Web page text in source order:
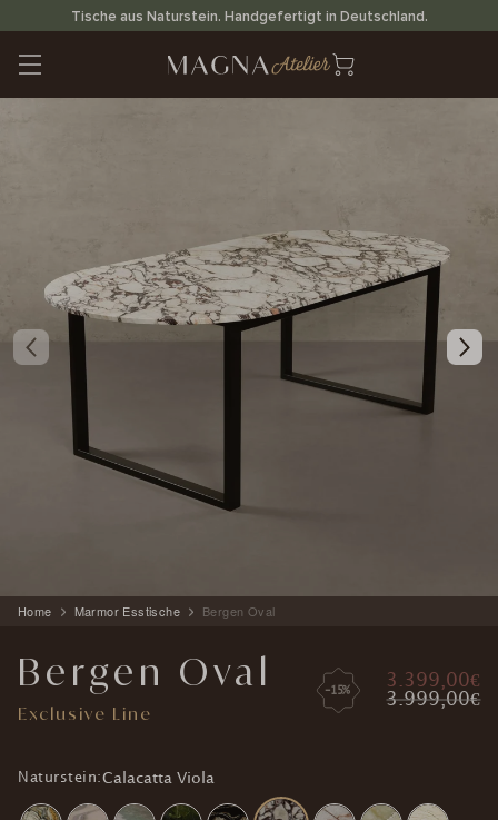
zum
Inhalt
Tische aus Naturstein. Handgefertigt in Deutschland.
Home Marmor Esstische Bergen Oval
Bergen Oval
Exclusive Line
-15%
3.399,00€
3.999,00€
Naturstein:Calacatta Viola
Produkt
Warenkorb
hinzugefügt